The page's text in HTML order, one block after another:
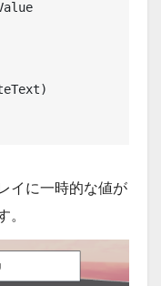
イに一時的な値が